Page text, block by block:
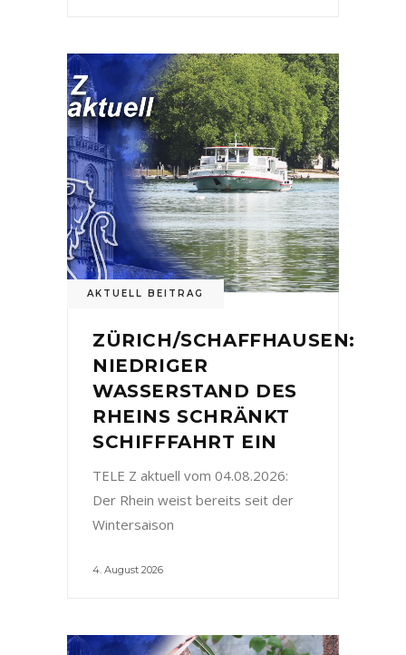
AKTUELL BEITRAG
ZÜRICH/SCHAFFHAUSEN:
NIEDRIGER
WASSERSTAND DES
RHEINS SCHRÄNKT
SCHIFFFAHRT EIN
TELE Z aktuell vom 04.08.2026:
Der Rhein weist bereits seit der
Wintersaison
4. August 2026